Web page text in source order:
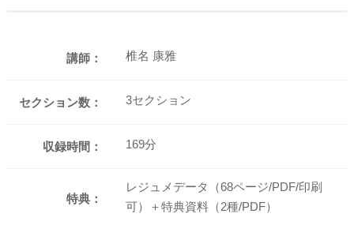
講師： 椎名 康雅
セクション数： 3セクション
収録時間： 169分
特典：
レジュメデータ（68ページ/PDF/印刷
可）＋特典資料（2種/PDF）